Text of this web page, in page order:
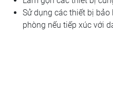
Sử dụng các thiết bị
phòng nếu tiếp xúc với